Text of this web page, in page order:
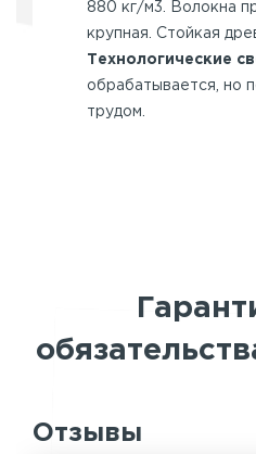
880 кг/м3. Волокна
крупная. Стойкая
Технологические
обрабатывается, но
трудом.
Отзывы